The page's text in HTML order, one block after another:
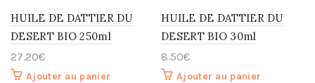
HUILE DE DATTIER DU
DESERT BIO 250ml
27.20€
Ajouter au panier
HUILE DE DATTIER DU
DESERT BIO 30ml
8.50€
Ajouter au panier